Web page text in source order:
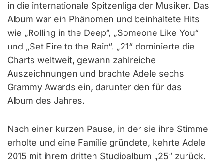
in die internationale Spitzenliga der Musiker. Das
Album war ein Phänomen und beinhaltete Hits
wie „Rolling in the Deep“, „Someone Like You“
und „Set Fire to the Rain“. „21“ dominierte die
Charts weltweit, gewann zahlreiche
Auszeichnungen und brachte Adele sechs
Grammy Awards ein, darunter den für das
Album des Jahres.
Nach einer kurzen Pause, in der sie ihre Stimme
erholte und eine Familie gründete, kehrte Adele
2015 mit ihrem dritten Studioalbum „25“ zurück.